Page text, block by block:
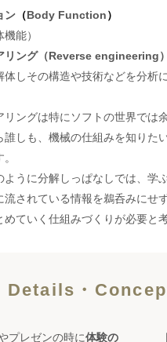
ン（Body Function）
能）
リング（Reverse engineering）
しその構造や技術などを分析
リングは特にソフトの世界では
誰しも、機械の仕組みを知りた
うに分解しっぱなしでは、 学
されている情報を鵜呑みにせず
めていく仕組みづくりが必要と
Details・
プレゼンの時に体験の